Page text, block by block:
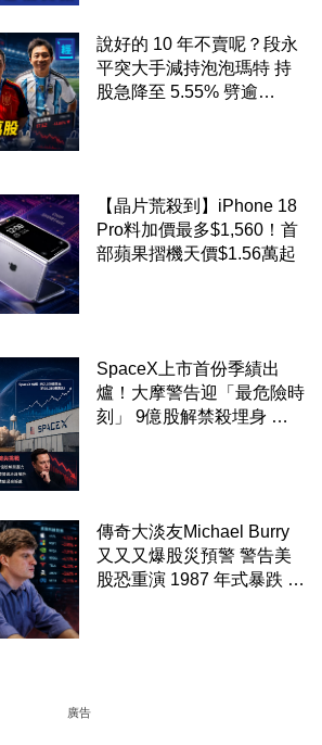
說好的 10 年不賣呢？段永
平突大手減持泡泡瑪特 持
股急降至 5.55% 劈逾
【晶片荒殺到】iPhone 18
Pro料加價最多$1,560！首
部蘋果摺機天價$1.56萬起
SpaceX上市首份季績出
爐！大摩警告迎「最危險時
刻」 9億股解禁殺埋身 拆
傳奇大淡友Michael Burry
又又又爆股災預警 警告美
股恐重演 1987 年式暴跌 企
廣告